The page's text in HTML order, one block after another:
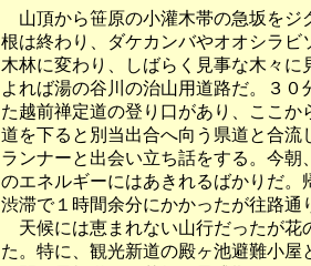
山頂から笹原の小灌木帯の急坂をジ
根は終わり、ダケカンバやオオシラ
木林に変わり、しばらく見事な木々
よれば湯の谷川の治山用道路だ。３
た越前禅定道の登り口があり、ここ
道を下ると別当出合へ向う県道と合
ランナーと出会い立ち話をする。今
のエネルギーにはあきれるばかりだ
渋滞で１時間余分にかかったが往路通
天候には恵まれない山行だったが花
た。特に、観光新道の殿ヶ池避難小